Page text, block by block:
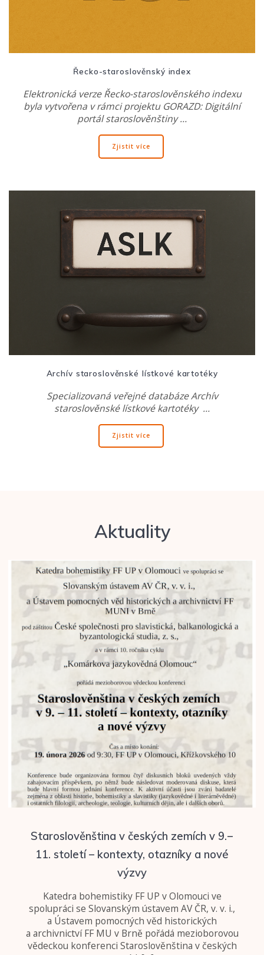
Řecko-staroslověnský index
Elektronická verze Řecko-staroslověnského indexu
byla vytvořena v rámci projektu GORAZD: Digitální
portál staroslověnštiny …
Zjistit více
Archív staroslověnské lístkové kartotéky
Specializovaná veřejné databáze Archív
staroslověnské lístkové kartotéky …
Zjistit více
Aktuality
Staroslověnština v českých zemích v 9. –
11. století – kontexty, otazníky a nové
výzvy
Katedra bohemistiky FF UP v Olomouci ve
spolupráci se Slovanským ústavem AV ČR, v. v. i.,
a Ústavem pomocných věd historických
a archivnictví FF MU v Brně pořádá mezioborovou
vědeckou konferenci Staroslověnština v českých